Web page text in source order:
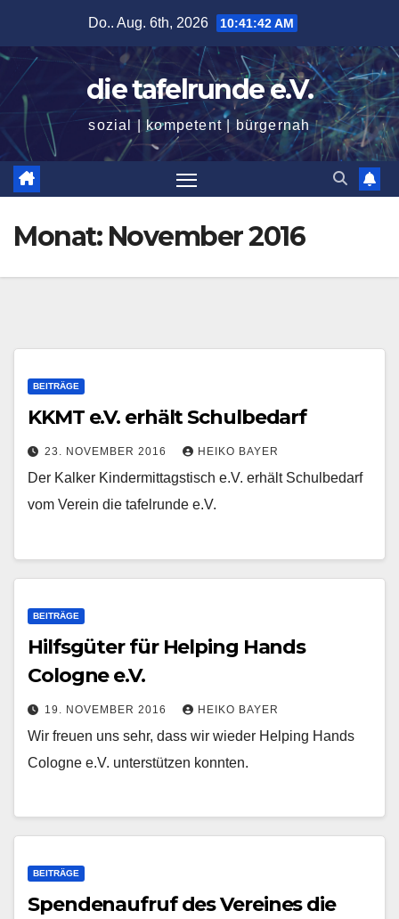
springen
Do.. Aug. 6th, 2026 10:41:43 AM
die tafelrunde e.V.
sozial | kompetent | bürgernah
Monat: November 2016
BEITRÄGE
KKMT e.V. erhält Schulbedarf
23. NOVEMBER 2016 HEIKO BAYER
Der Kalker Kindermittagstisch e.V. erhält Schulbedarf
vom Verein die tafelrunde e.V.
BEITRÄGE
Hilfsgüter für Helping Hands
Cologne e.V.
19. NOVEMBER 2016 HEIKO BAYER
Wir freuen uns sehr, dass wir wieder Helping Hands
Cologne e.V. unterstützen konnten.
BEITRÄGE
Spendenaufruf des Vereines die